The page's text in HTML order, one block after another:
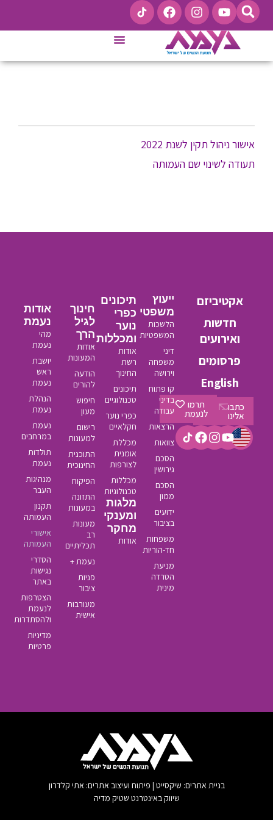
אישור ניהול תקין לשנת 2022
תעודה לשינוי שם העמותה
אקטיביזם
חדשות
ואירועים
פרסומים
English
כתבו
אלינו
תרמו
לנעמת
ייעוץ
משפטי
הלשכות
המשפטיות
דיני
משפחה
וירושה
קו פתוח
בדיני
עבודה
הרצאות
צוואות
הסכם
גירושין
הסכם
ממון
ידועים
בציבור
משפחות
חד-הוריות
מניעת
הטרדה
מינית
תיכונים
כפרי
נוער
ומכללות
אודות
רשת
החינוך
תיכונים
טכנולוגיים
כפרי נוער
חקלאיים
מכללת
אומנית
לצורפות
מכללות
טכנולוגיות
מלגות
ומענקי
מחקר
אודות
חינוך
לגיל
הרך
אודות
המעונות
הודעה
להורים
חיפוש
מעון
רישום
למעונות
התוכנית
החינוכית
הפיקוח
התזונה
במעונות
מעונות
רב
תכליתיים
נעמת +
פניות
ציבור
מעורבות
אישית
אודות
נעמת
מהי
נעמת
יושבת
ראש
נעמת
הנהלת
נעמת
נעמת
במרחבים
תולדות
נעמת
מנהיגות
העבר
תקנון
העמותה
אישורי
העמותה
הסדרי
נגישות
באתר
הצטרפות
לנעמת
ולהסתדרות
מדיניות
פרטיות
בניית אתרים: שיקסייט | פיתוח ועיצוב אתרים: אתי קלדרון
שיווק באינטרנט שטיק מדיה